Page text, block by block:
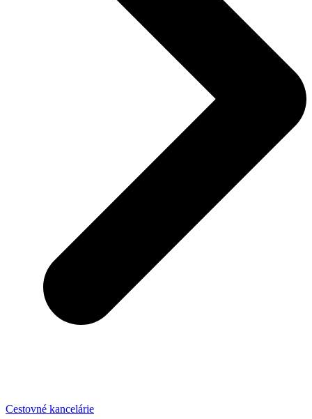
Cestovné kancelárie